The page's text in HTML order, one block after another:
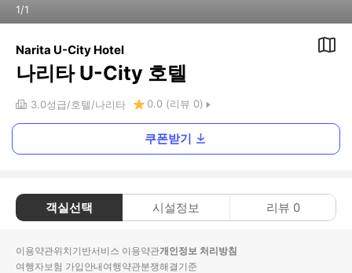
1/1
Narita U-City Hotel
나리타 U-City 호텔
3.0성급 호텔 나리타 0.0 (리뷰 0)
쿠폰받기
객실선택 시설정보 리뷰 0
이용약관위치기반서비스 이용약관개인정보 처리방침
여행자보험 가입안내여행약관분쟁해결기준